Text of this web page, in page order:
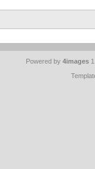
Powered by4images